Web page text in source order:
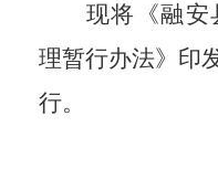
现将《融安
理暂行办法》印
行。